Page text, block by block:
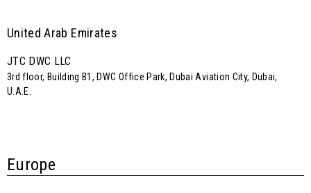
United Arab Emirates
JTC DWC LLC
3rd floor, Building B1, DWC Office Park, Dubai Aviation City, Dubai,
U.A.E.
Europe